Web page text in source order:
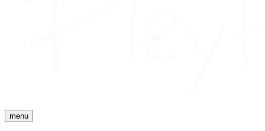
menu